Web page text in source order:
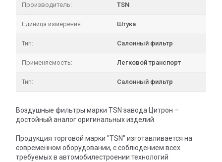
Производитель: TSN
Единица измерения: Штука
Тип: Салонный фильтр
Применяемость: Легковой транспорт
Тип: Салонный фильтр
Воздушные фильтры марки TSN завода Цитрон –
достойный аналог оригинальных изделий.
Продукция торговой марки "TSN" изготавливается на
современном оборудовании, с соблюдением всех
требуемых в автомобилестроении технологий